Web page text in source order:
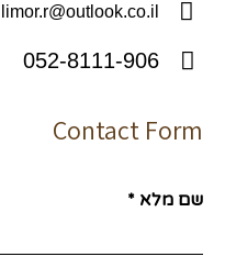
m
:
limor.r@outlook.co.il
on
052-8111-906
Contact Form
שם מלא *